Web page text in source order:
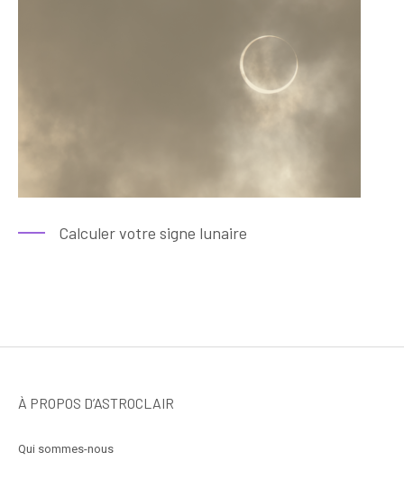
Calculer votre signe lunaire
À PROPOS D’ASTROCLAIR
Qui sommes-nous